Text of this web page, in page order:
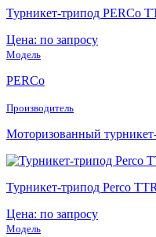
Турникет-трипод PERCo
Цена: по запросу
Модель
PERCo
Производитель
Моторизованный
Турникет-трипод Perco
Цена: по запросу
Модель